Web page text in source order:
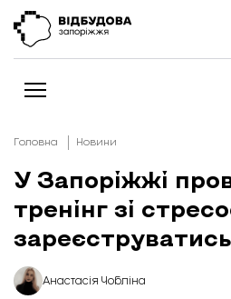
Новини
Відбудова Запоріжжя
Ексклюзив
Бізнес
Шлях додому
Відбудова. Життя
Головна Новини
У Запоріжжі
тренінг зі
зареєструватись
Анастасія Чобліна